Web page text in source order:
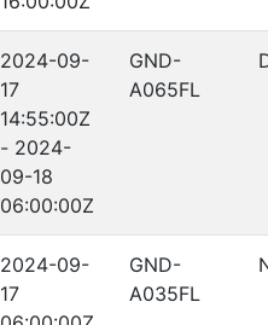
2024-09-
17
14:55:00Z
- 2024-
09-18
06:00:00Z
GND-
A065FL
2024-09-
17
GND-
A035FL